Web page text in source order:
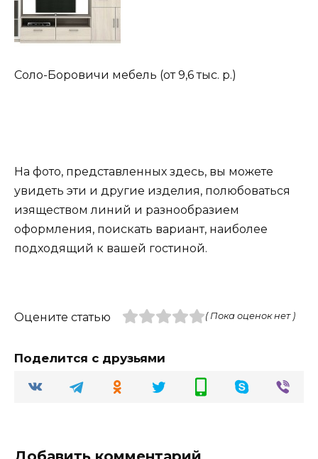
Соло-Боровичи мебель (от 9,6 тыс. р.)
На фото, представленных здесь, вы можете
увидеть эти и другие изделия, полюбоваться
изяществом линий и разнообразием
оформления, поискать вариант, наиболее
подходящий к вашей гостиной.
Оцените статью ( Пока оценок нет )
Поделится с друзьями